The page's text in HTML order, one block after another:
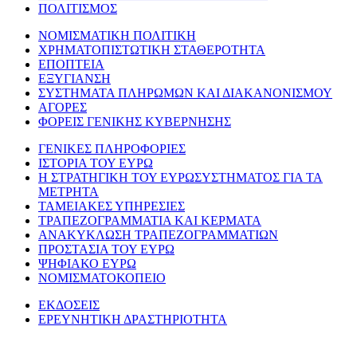
ΠΟΛΙΤΙΣΜΟΣ
ΝΟΜΙΣΜΑΤΙΚΗ ΠΟΛΙΤΙΚΗ
ΧΡΗΜΑΤΟΠΙΣΤΩΤΙΚΗ ΣΤΑΘΕΡΟΤΗΤΑ
ΕΠΟΠΤΕΙΑ
ΕΞΥΓΙΑΝΣΗ
ΣΥΣΤΗΜΑΤΑ ΠΛΗΡΩΜΩΝ ΚΑΙ ΔΙΑΚΑΝΟΝΙΣΜΟΥ
ΑΓΟΡΕΣ
ΦΟΡΕΙΣ ΓΕΝΙΚΗΣ ΚΥΒΕΡΝΗΣΗΣ
ΓΕΝΙΚΕΣ ΠΛΗΡΟΦΟΡΙΕΣ
ΙΣΤΟΡΙΑ ΤΟΥ ΕΥΡΩ
Η ΣΤΡΑΤΗΓΙΚΗ ΤΟΥ ΕΥΡΩΣΥΣΤΗΜΑΤΟΣ ΓΙΑ ΤΑ
ΜΕΤΡΗΤΑ
ΤΑΜΕΙΑΚΕΣ ΥΠΗΡΕΣΙΕΣ
ΤΡΑΠΕΖΟΓΡΑΜΜΑΤΙΑ ΚΑΙ ΚΕΡΜΑΤΑ
ΑΝΑΚΥΚΛΩΣΗ ΤΡΑΠΕΖΟΓΡΑΜΜΑΤΙΩΝ
ΠΡΟΣΤΑΣΙΑ ΤΟΥ ΕΥΡΩ
ΨΗΦΙΑΚΟ ΕΥΡΩ
ΝΟΜΙΣΜΑΤΟΚΟΠΕΙΟ
ΕΚΔΟΣΕΙΣ
ΕΡΕΥΝΗΤΙΚΗ ΔΡΑΣΤΗΡΙΟΤΗΤΑ